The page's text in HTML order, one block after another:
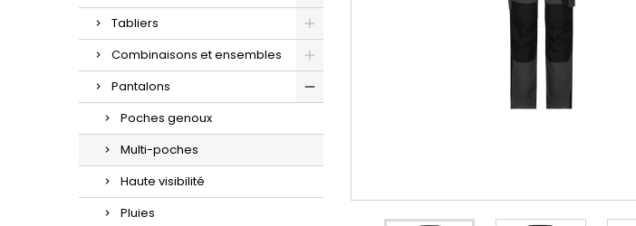
Tabliers
Combinaisons et ensembles
Pantalons
Poches genoux
Multi-poches
Haute visibilité
Pluies